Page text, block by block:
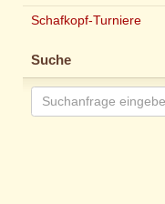
Schafkopf-Turniere
Suche